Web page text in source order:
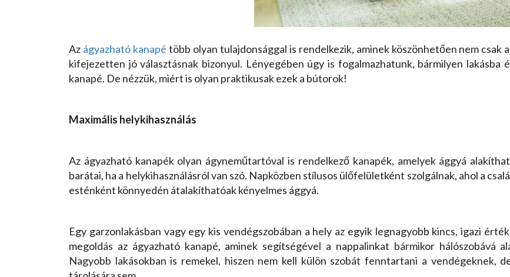
Az ágyazható kanapé több olyan tulajdonsággal is rendelkezik, aminek köszönhetően nem csak
kifejezetten jó választásnak bizonyul. Lényegében úgy is fogalmazhatunk, bármilyen lakásba
kanapé. De nézzük, miért is olyan praktikusak ezek a bútorok!
Maximális helykihasználás
Az ágyazható kanapék olyan ágyneműtartóval is rendelkező kanapék, amelyek ággyá
barátai, ha a helykihasználásról van szó. Napközben stílusos ülőfelületként szolgálnak, ahol a
esténként könnyedén átalakíthatóak kényelmes ággyá.
Egy garzonlakásban vagy egy kis vendégszobában a hely az egyik legnagyobb kincs, igazi
megoldás az ágyazható kanapé, aminek segítségével a nappalinkat bármikor hálószobává
Nagyobb lakásokban is remekel, hiszen nem kell külön szobát fenntartani a vendégeknek,